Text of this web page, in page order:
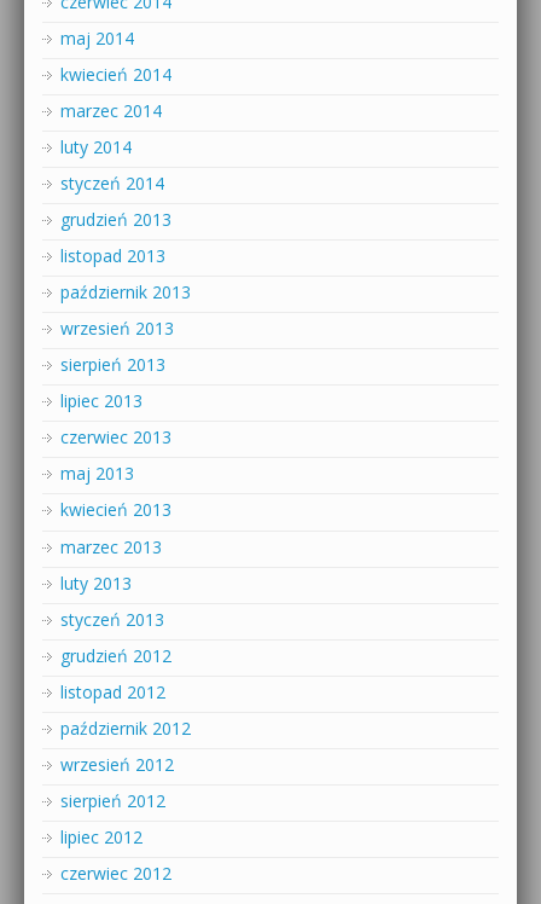
maj 2014
kwiecień 2014
marzec 2014
luty 2014
styczeń 2014
grudzień 2013
listopad 2013
październik 2013
wrzesień 2013
sierpień 2013
lipiec 2013
czerwiec 2013
maj 2013
kwiecień 2013
marzec 2013
luty 2013
styczeń 2013
grudzień 2012
listopad 2012
październik 2012
wrzesień 2012
sierpień 2012
lipiec 2012
czerwiec 2012